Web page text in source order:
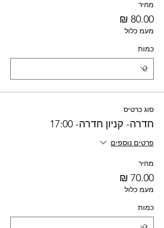
מחיר
מעמ כלול
כמות
סוג כרטיס
חדרה- קניון חדרה- 17:00
פרטים נוספים
מחיר
מעמ כלול
כמות